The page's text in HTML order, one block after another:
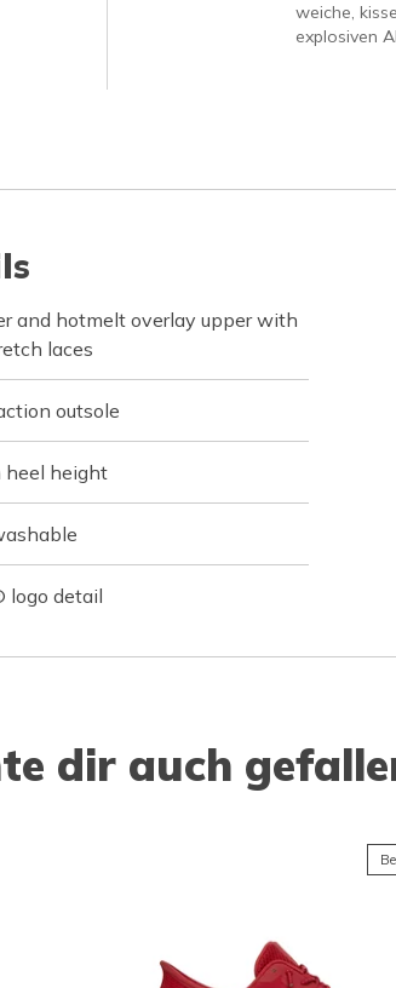
weiche,
explosiven
and hotmelt overlay upper with
laces
outsole
heel height
logo detail
dir auch